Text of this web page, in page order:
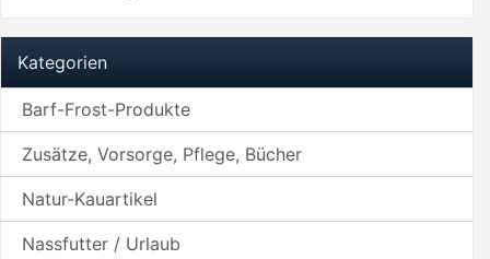
Kategorien
Barf-Frost-Produkte
Zusätze, Vorsorge, Pflege, Bücher
Natur-Kauartikel
Nassfutter / Urlaub